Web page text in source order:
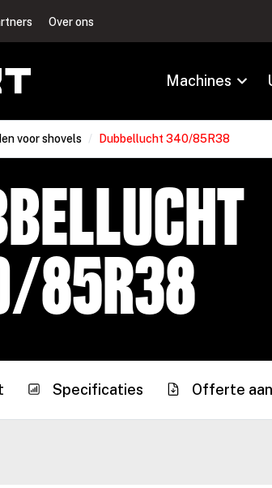
Over ons
Machines
voor shovels / Dubbellucht 340/85R38
85R38
Specificaties Offerte